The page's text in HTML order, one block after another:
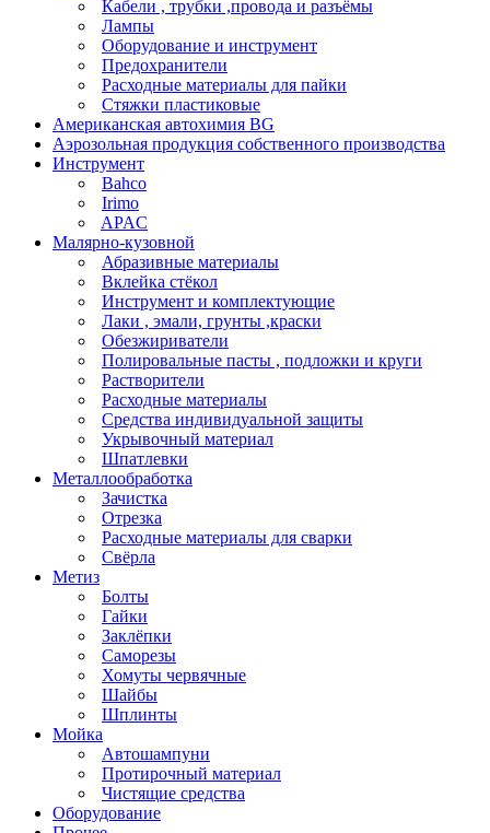
Кабели , трубки ,провода и разъёмы
Лампы
Оборудование и инструмент
Предохранители
Расходные материалы для пайки
Стяжки пластиковые
Американская автохимия BG
Аэрозольная продукция собственного производства
Инструмент
Bahco
Irimo
APAC
Малярно-кузовной
Абразивные материалы
Вклейка стёкол
Инструмент и комплектующие
Лаки , эмали, грунты ,краски
Обезжириватели
Полировальные пасты , подложки и круги
Растворители
Расходные материалы
Средства индивидуальной защиты
Укрывочный материал
Шпатлевки
Металлообработка
Зачистка
Отрезка
Расходные материалы для сварки
Свёрла
Метиз
Болты
Гайки
Заклёпки
Саморезы
Хомуты червячные
Шайбы
Шплинты
Мойка
Автошампуни
Протирочный материал
Чистящие средства
Оборудование